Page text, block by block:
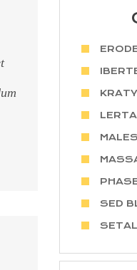
SED